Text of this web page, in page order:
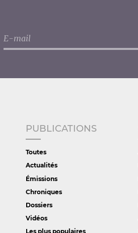
PUBLICATIONS
Toutes
Actualités
Émissions
Chroniques
Dossiers
Vidéos
Les plus populaires